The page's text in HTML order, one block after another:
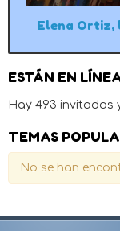
Elena Ortiz,
ESTÁN EN
Hay 493 invitados
TEMAS
No se han